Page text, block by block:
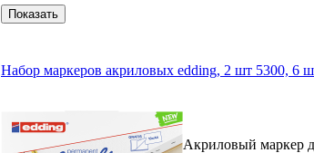
Набор маркеров акриловых edding, 2 шт 5300, 6
Акриловый маркер